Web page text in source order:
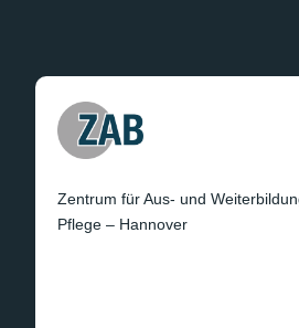
Zentrum für Aus- und
Pflege – Hannover